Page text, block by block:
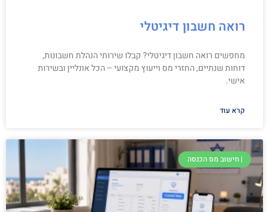
רואה חשבון דיגיטלי
מחפשים רואה חשבון דיגיטלי? קבלו שירותי הנהלת חשבונות,
דוחות שנתיים, החזרי מס וייעוץ מקצועי – הכל אונליין ובשירות
אישי.
קרא עוד
| חישוב מס הכנסה